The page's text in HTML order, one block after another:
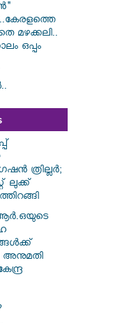
മഴക്കലി..
ഒപ്പം
ത്രില്ലർ;
ലുക്ക്
അനുമതി